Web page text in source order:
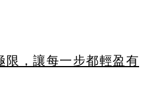
，讓每一步都輕盈有